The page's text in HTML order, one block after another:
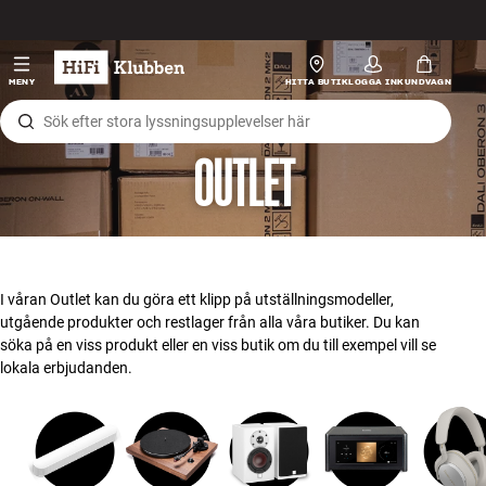
MENY HITTA BUTIKLOGGA INKUNDVAGN
HiFi
Högtalare
Skivspelare
Hörlurar
Surround
TV
Kablar
OUTLET
I våran Outlet kan du göra ett klipp på utställningsmodeller,
utgående produkter och restlager från alla våra butiker. Du kan
söka på en viss produkt eller en viss butik om du till exempel vill se
lokala erbjudanden.